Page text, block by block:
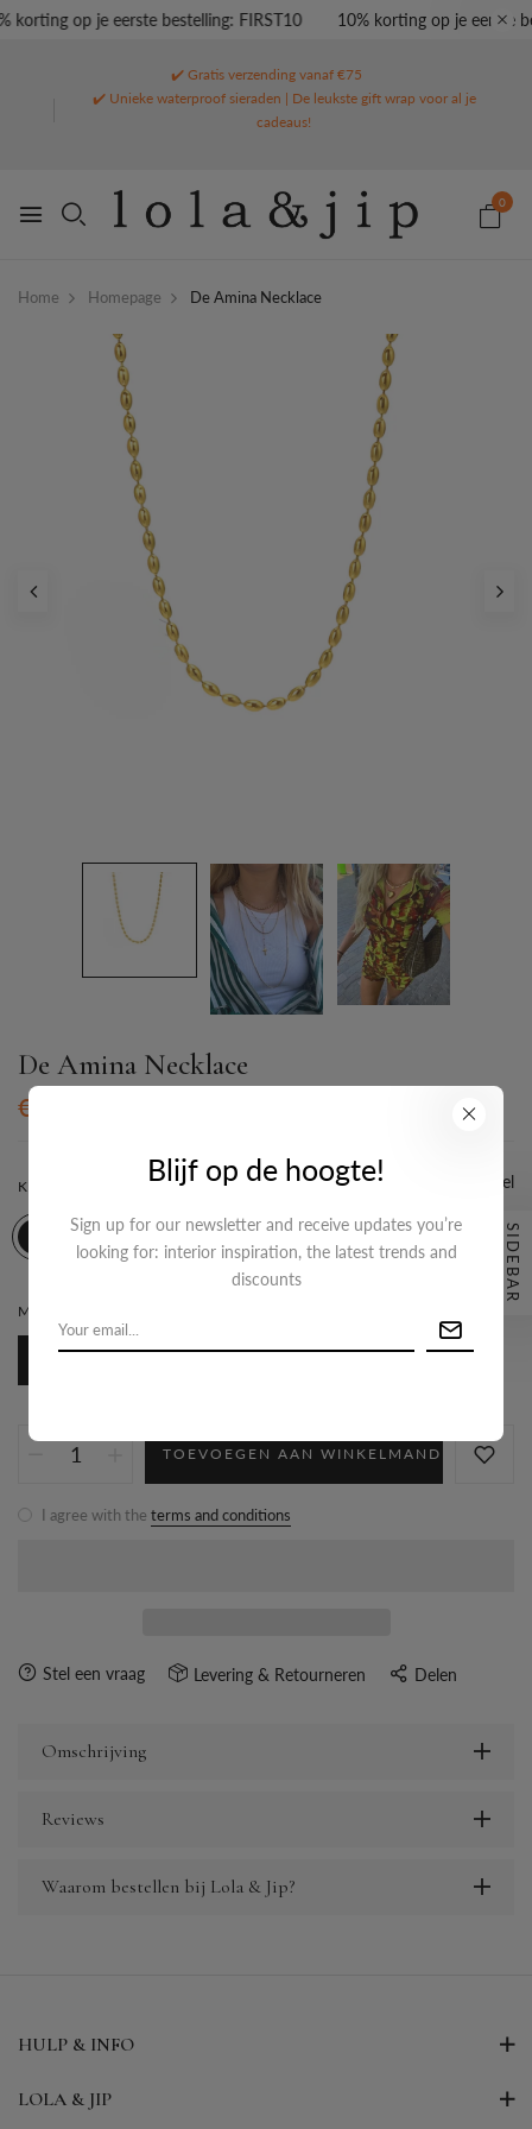
korting op je eerste bestelling: FIRST10 10% korting op je eerste
✔️ Gratis verzending vanaf €75
✔️ Unieke waterproof sieraden | De leukste gift wrap voor al je
cadeaus!
0
Home Homepage De Amina Necklace
De Amina Necklace
€24,95
KLEUR:
MATERIAAL:
Maattabel
TOEVOEGEN AAN WINKELMAND
I agree with the terms and conditions
Stel een vraag Levering & Retourneren Delen
SIDEBAR
Omschrijving
Reviews
Waarom bestellen bij Lola & Jip?
HULP & INFO
LOLA & JIP
Blijf op de hoogte!
Sign up for our newsletter and receive updates you’re
looking for: interior inspiration, the latest trends and
discounts